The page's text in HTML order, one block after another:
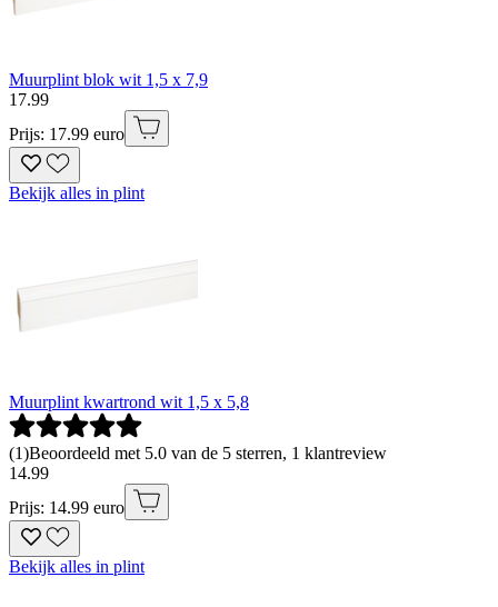
Muurplint blok wit 1,5 x 7,9
17.99
Prijs: 17.99 euro
Bekijk alles in plint
Muurplint kwartrond wit 1,5 x 5,8
(1)Beoordeeld met 5.0 van de 5 sterren, 1 klantreview
14.99
Prijs: 14.99 euro
Bekijk alles in plint